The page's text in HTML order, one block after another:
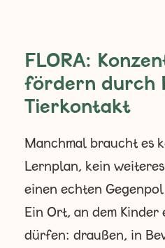
FLORA:
fördern durch
Tierkontakt
Manchmal braucht es
Lernplan, kein
einen echten
Ein Ort, an dem
dürfen: draußen, in